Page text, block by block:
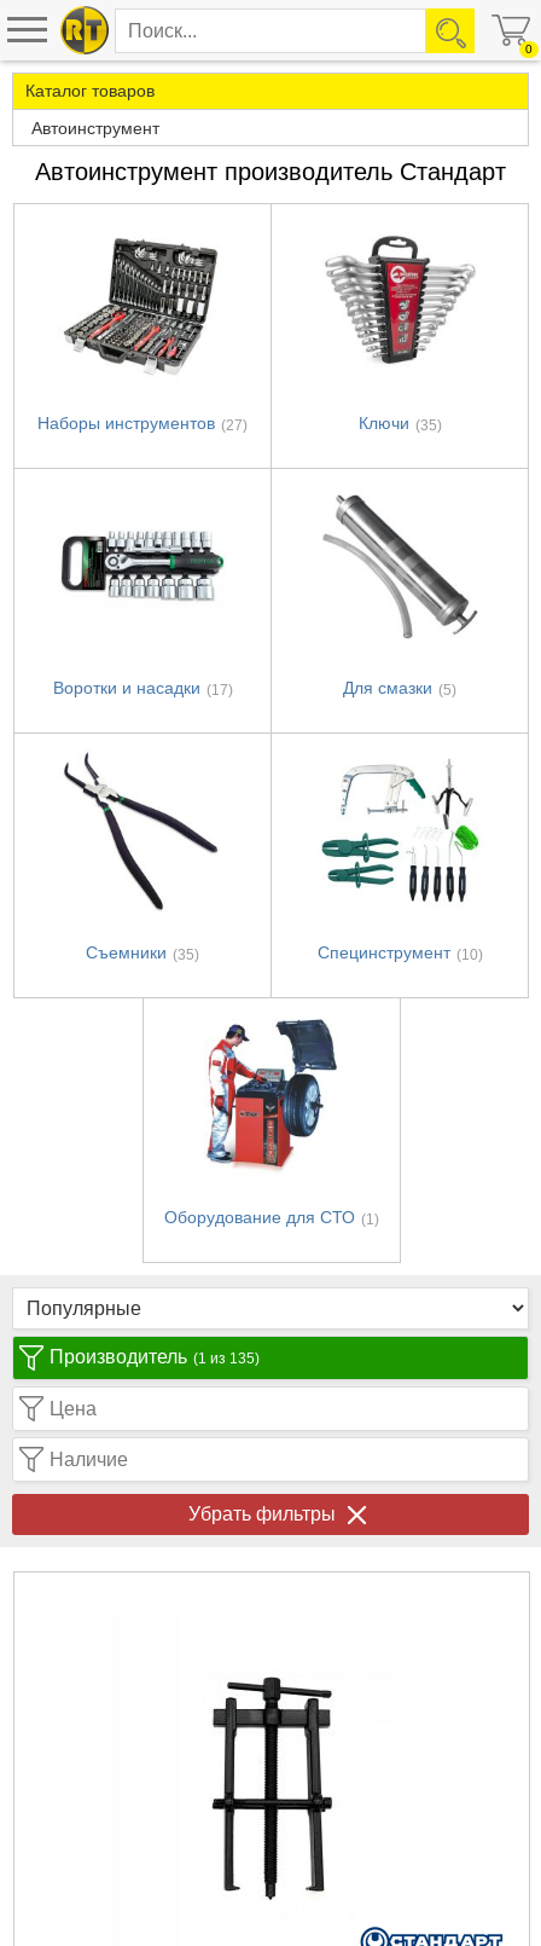
0
Каталог товаров
Автоинструмент
Автоинструмент производитель Стандарт
Наборы инструментов (27) Ключи (35)
Воротки и насадки (17) Для смазки (5)
Съемники (35) Специнструмент (10)
Оборудование для СТО (1)
Производитель (1 из 135)
Цена
Наличие
Убрать фильтры